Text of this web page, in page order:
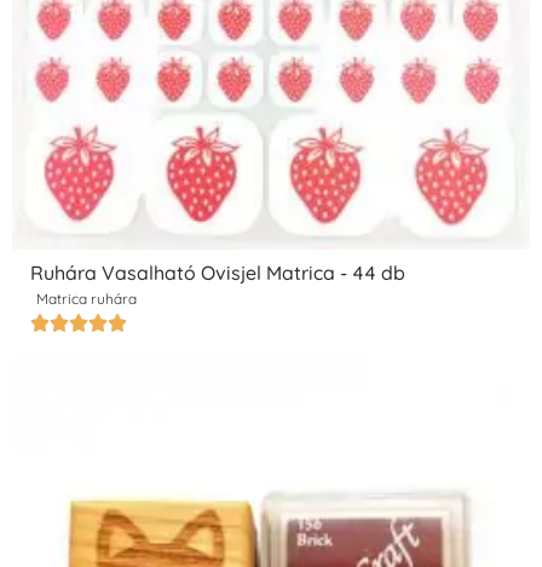
Ruhára Vasalható Ovisjel Matrica - 44 db
Matrica ruhára
